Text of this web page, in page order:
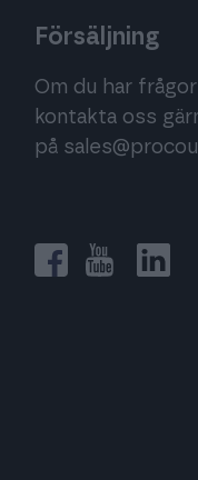
Försäljning
Om du har
kontakta oss
på